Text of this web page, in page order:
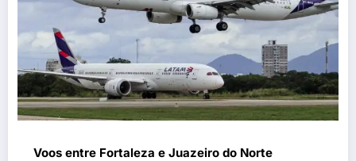
Voos entre Fortaleza e Juazeiro do Norte